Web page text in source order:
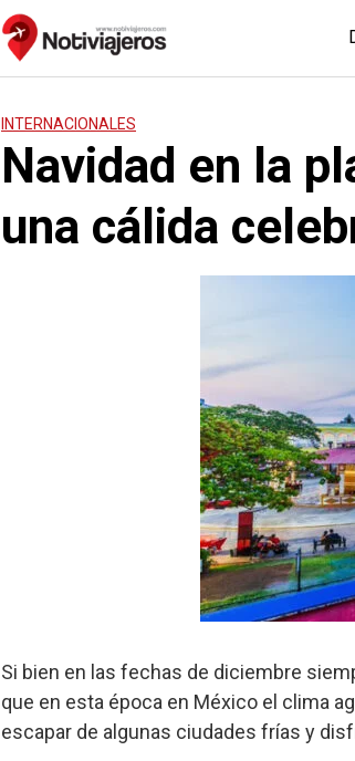
INTERNACIONALES
Navidad en la
una cálida
Si bien en las fechas de diciembre
que en esta época en México el clima
escapar de algunas ciudades frías y